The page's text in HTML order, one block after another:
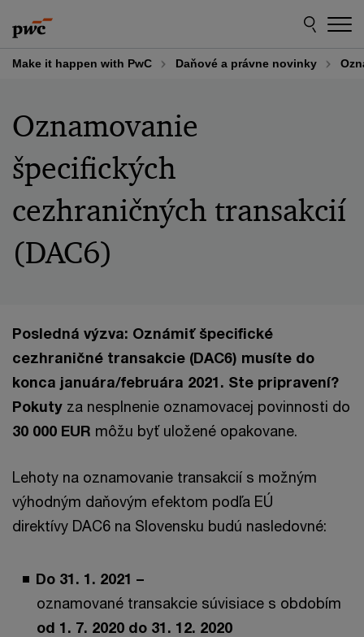
to
content
to
footer
Make it happen with PwC Daňové a právne novinky
Oznamovanie
špecifických
cezhraničných transakcií
(DAC6)
Posledná výzva: Oznámiť špecifické
cezhraničné transakcie (DAC6) musíte do
konca januára/februára 2021. Ste pripravení?
Pokuty za nesplnenie oznamovacej povinnosti do
30 000 EUR môžu byť uložené opakovane.
Lehoty na oznamovanie transakcií s možným
výhodným daňovým efektom podľa EÚ
direktívy DAC6 na Slovensku budú nasledovné:
Do 31. 1. 2021 –
oznamované transakcie súvisiace s obdobím
od 1. 7. 2020 do 31. 12. 2020